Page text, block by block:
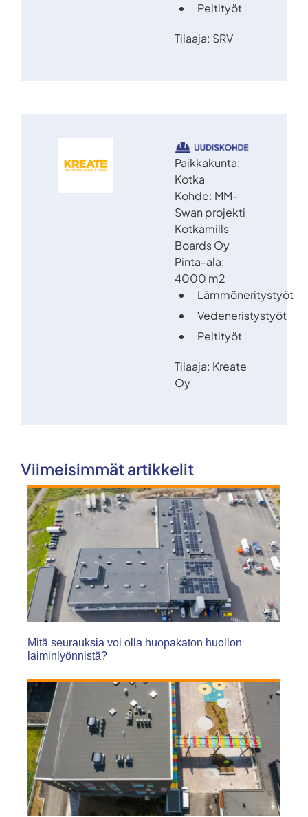
Peltityöt
Tilaaja: SRV
Paikkakunta:
Kotka
Kohde: MM-
Swan projekti
Kotkamills
Boards Oy
Pinta-ala:
4000 m2
Lämmöneritystyöt
Vedeneristystyöt
Peltityöt
Tilaaja: Kreate
Oy
Viimeisimmät artikkelit
Mitä seurauksia voi olla huopakaton huollon
laiminlyönnistä?